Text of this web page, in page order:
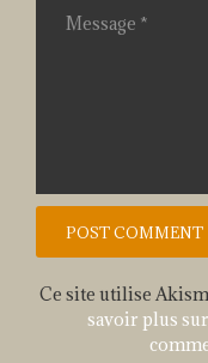
Ce site utilise
savoir plus